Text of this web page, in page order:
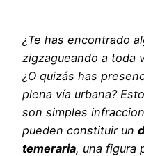
¿Te has encontrado
zigzagueando a toda
¿O quizás has
plena vía urbana?
son simples
pueden constituir un
temeraria, una figura